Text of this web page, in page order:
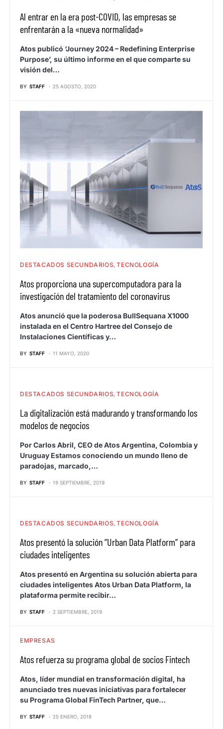
Al entrar en la era post-COVID, las empresas se
enfrentarán a la «nueva normalidad»
Atos publicó ‘Journey 2024 – Redefining Enterprise
Purpose’, su último informe en el que comparte su
visión del…
BY STAFF 25 AGOSTO, 2020
DESTACADOS SECUNDARIOS TECNOLOGÍA
Atos proporciona una supercomputadora para la
investigación del tratamiento del coronavirus
Atos anunció que la poderosa BullSequana X1000
instalada en el Centro Hartree del Consejo de
Instalaciones Científicas y…
BY STAFF 11 MAYO, 2020
DESTACADOS SECUNDARIOS TECNOLOGÍA
La digitalización está madurando y transformando los
modelos de negocios
Por Carlos Abril, CEO de Atos Argentina, Colombia y
Uruguay Estamos conociendo un mundo lleno de
paradojas, marcado,…
BY STAFF 19 SEPTIEMBRE, 2019
DESTACADOS SECUNDARIOS TECNOLOGÍA
Atos presentó la solución “Urban Data Platform” para
ciudades inteligentes
Atos presentó en Argentina su solución abierta para
ciudades inteligentes Atos Urban Data Platform, la
plataforma permite recibir…
BY STAFF 2 SEPTIEMBRE, 2019
EMPRESAS
Atos refuerza su programa global de socios Fintech
Atos, líder mundial en transformación digital, ha
anunciado tres nuevas iniciativas para fortalecer
su Programa Global FinTech Partner, que…
BY STAFF 25 ENERO, 2018